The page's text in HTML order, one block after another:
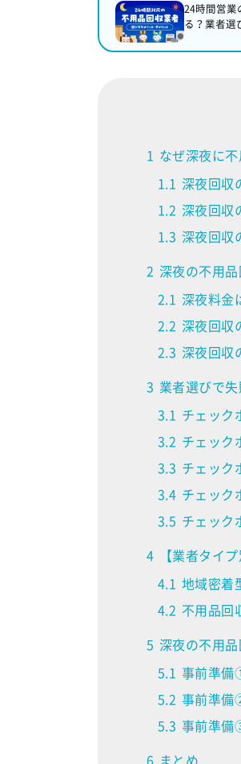
24時間営業
る？業者選
1 なぜ深夜に
1.1 深夜回収
1.2 深夜回収
1.3 深夜回収
2 深夜の不用
2.1 深夜料金
2.2 深夜回収
2.3 深夜回収
3 業者選びで
3.1 チェック
3.2 チェック
3.3 チェック
3.4 チェック
3.5 チェック
4
【業者タイ
4.1 地域密着
4.2 不用品回
5 深夜の不用
5.1 事前準備
5.2 事前準備
5.3 事前準備
6 まとめ